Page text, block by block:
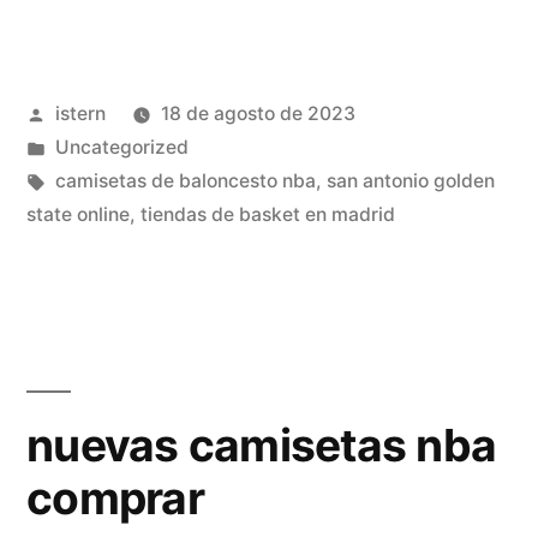
la
nba»
Publicado
por
istern
18 de agosto de 2023
Publicado
en
Uncategorized
Etiquetas:
camisetas de baloncesto nba, san antonio golden
state online, tiendas de basket en madrid
nuevas camisetas nba
comprar